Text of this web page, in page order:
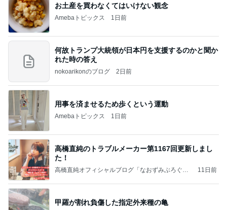
お土産を買わなくてはいけない観念
Amebaトピックス 1日前
何故トランプ大統領が日本円を支援するのかと聞か
れた時の答え
nokoarikonのブログ 2日前
用事を済ませるため歩くという運動
Amebaトピックス 1日前
高橋直純のトラブルメーカー第1167回更新しまし
た！
高橋直純オフィシャルブログ「なおずみぶろぐ」
11日前
甲羅が割れ負傷した指定外来種の亀